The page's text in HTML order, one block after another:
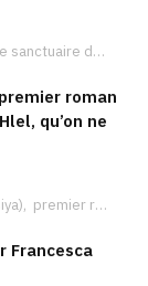
Le palais d’Ennejma Ezzahra, ce sanctuaire de la musique tunisienne et méditerranéenne construit par le…
roman
qu’on ne
Le cave de Hafisa (9abou 7afisiya), premier roman du journaliste tunisien Mohamed Amine Ben Hlel,…
Francesca